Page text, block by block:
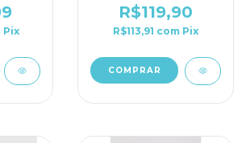
Pix
0126255
R$119,90
R$113,91 com Pix
COMPRAR